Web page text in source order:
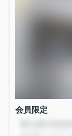
会員限定